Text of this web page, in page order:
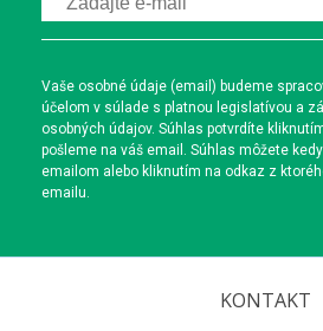
Vaše osobné údaje (email) budeme
účelom v súlade s platnou legislatívou a
osobných údajov. Súhlas potvrdíte
pošleme na váš email. Súhlas môžete
emailom alebo kliknutím na odkaz z
emailu.
KONTAKT